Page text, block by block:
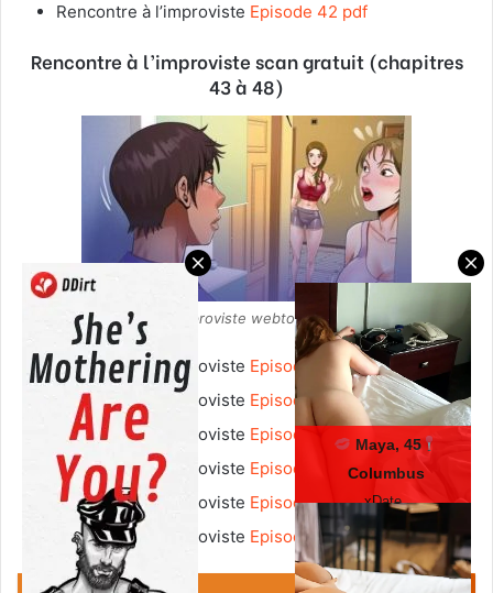
Maya, 45
Columbus
xDate
Rencontre à l’improviste Episode 42 pdf
Rencontre à l’improviste scan gratuit (chapitres
43 à 48)
Rencontre à l’improviste webtoon gratuit vf
Rencontre à l’improviste Episode 43 pdf
Rencontre à l’improviste Episode 44 pdf
Rencontre à l’improviste Episode 45 pdf
Rencontre à l’improviste Episode 46 pdf
Rencontre à l’improviste Episode 47 pdf
Rencontre à l’improviste Episode 48 pdf